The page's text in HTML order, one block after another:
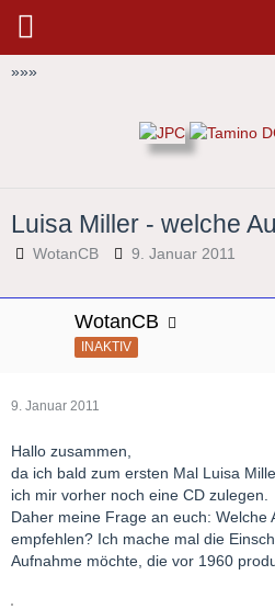
»»»
Luisa Miller - welche
WotanCB 9. Januar 2011
WotanCB
INAKTIV
9. Januar 2011
Hallo zusammen,
da ich bald zum ersten Mal Luisa
ich mir vorher noch eine CD zulegen.
Daher meine Frage an euch: Welche
empfehlen? Ich mache mal die
Aufnahme möchte, die vor 1960